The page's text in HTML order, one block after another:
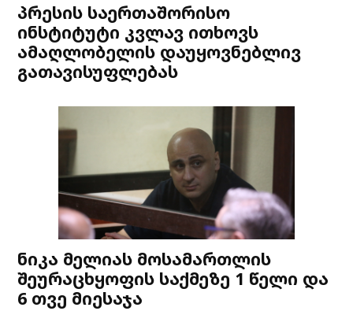
პრესის საერთაშორისო
ინსტიტუტი კვლავ ითხოვს
ამაღლობელის დაუყოვნებლივ
გათავისუფლებას
ნიკა მელიას მოსამართლის
შეურაცხყოფის საქმეზე 1 წელი და
6 თვე მიესაჯა